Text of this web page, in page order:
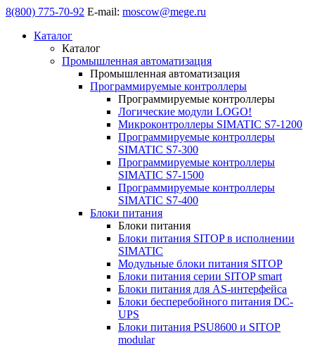
8(800) 775-70-92 E-mail: moscow@mege.ru
Каталог
Каталог
Промышленная автоматизация
Промышленная автоматизация
Программируемые контроллеры
Программируемые контроллеры
Логические модули LOGO!
Микроконтроллеры SIMATIC S7-1200
Программируемые контроллеры
SIMATIC S7-300
Программируемые контроллеры
SIMATIC S7-1500
Программируемые контроллеры
SIMATIC S7-400
Блоки питания
Блоки питания
Блоки питания SITOP в исполнении
SIMATIC
Модульные блоки питания SITOP
Блоки питания серии SITOP smart
Блоки питания для AS-интерфейса
Блоки бесперебойного питания DC-
UPS
Блоки питания PSU8600 и SITOP
modular